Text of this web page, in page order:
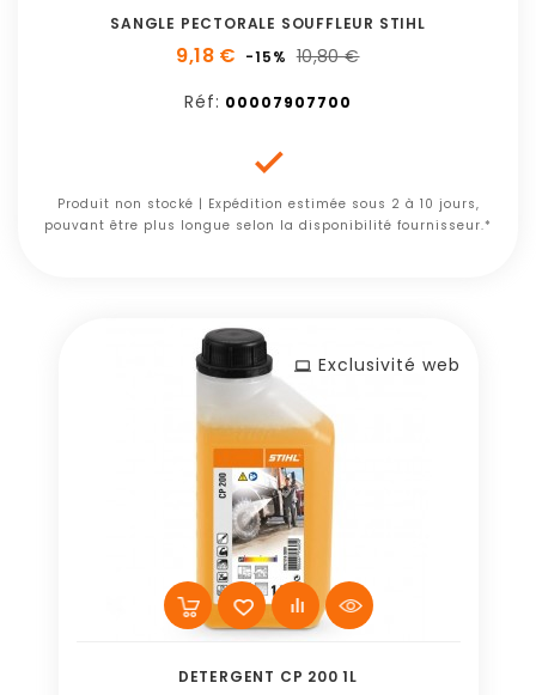
SANGLE PECTORALE SOUFFLEUR STIHL
9,18 € -15% 10,80 €
Réf: 00007907700

Produit non stocké | Expédition estimée sous 2 à 10 jours,
pouvant être plus longue selon la disponibilité fournisseur.*
Exclusivité web
DETERGENT CP 200 1L